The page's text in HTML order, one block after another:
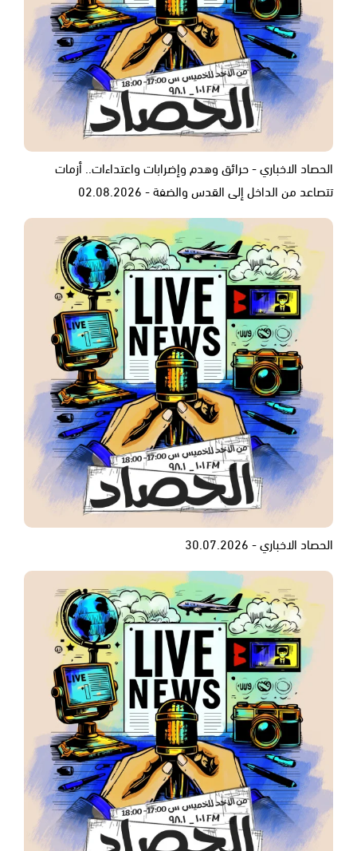
الحصاد الاخباري - حرائق وهدم وإضرابات واعتداءات.. أزمات
تتصاعد من الداخل إلى القدس والضفة - 02.08.2026
الحصاد الاخباري - 30.07.2026